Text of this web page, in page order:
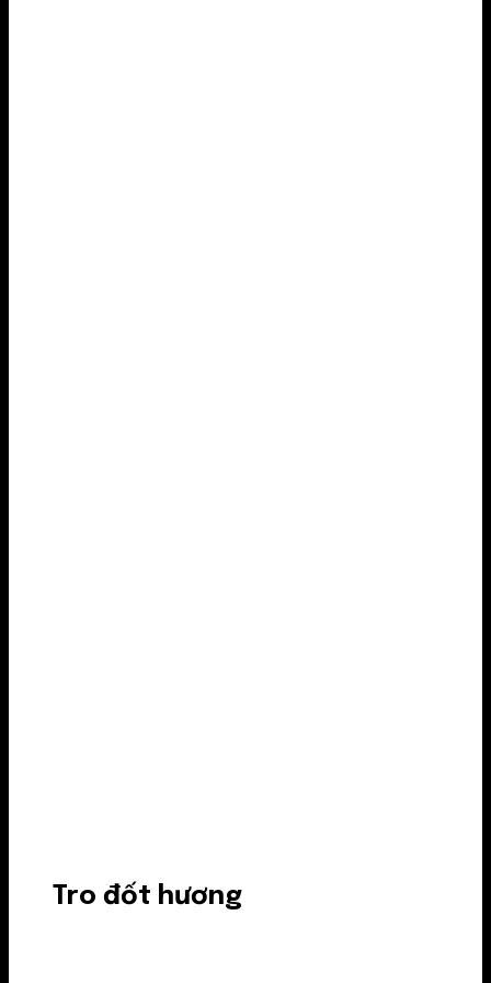
Tro đốt hương